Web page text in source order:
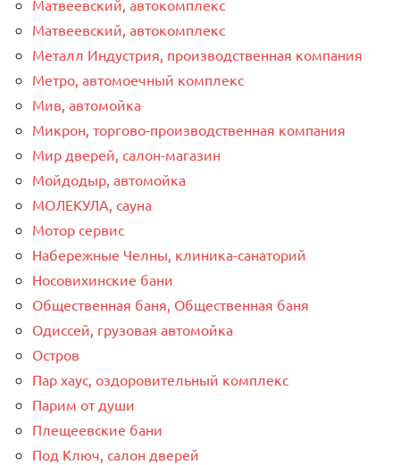
Матвеевский, автокомплекс
Матвеевский, автокомплекс
Металл Индустрия, производственная компания
Метро, автомоечный комплекс
Мив, автомойка
Микрон, торгово-производственная компания
Мир дверей, салон-магазин
Мойдодыр, автомойка
МОЛЕКУЛА, сауна
Мотор сервис
Набережные Челны, клиника-санаторий
Носовихинские бани
Общественная баня, Общественная баня
Одиссей, грузовая автомойка
Остров
Пар хаус, оздоровительный комплекс
Парим от души
Плещеевские бани
Под Ключ, салон дверей